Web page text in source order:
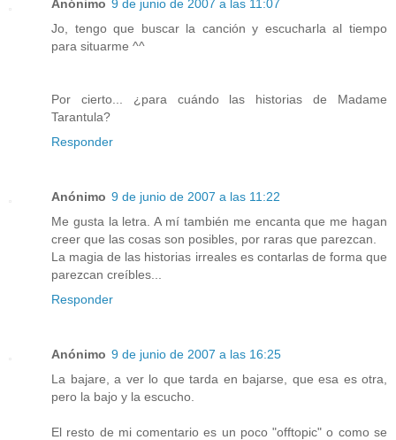
Anónimo 9 de junio de 2007 a las 11:07
Jo, tengo que buscar la canción y escucharla al tiempo
para situarme ^^
Por cierto... ¿para cuándo las historias de Madame
Tarantula?
Responder
Anónimo 9 de junio de 2007 a las 11:22
Me gusta la letra. A mí también me encanta que me hagan
creer que las cosas son posibles, por raras que parezcan.
La magia de las historias irreales es contarlas de forma que
parezcan creíbles...
Responder
Anónimo 9 de junio de 2007 a las 16:25
La bajare, a ver lo que tarda en bajarse, que esa es otra,
pero la bajo y la escucho.
El resto de mi comentario es un poco "offtopic" o como se